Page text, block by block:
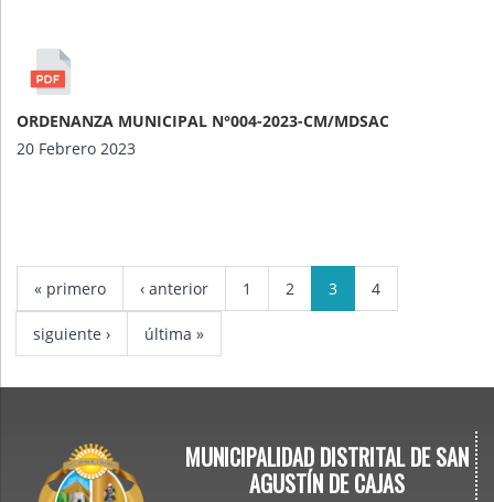
ORDENANZA MUNICIPAL N°004-2023-CM/MDSAC
20 Febrero 2023
« primero ‹ anterior 1 2 3 4
siguiente › última »
MUNICIPALIDAD DISTRITAL DE SAN
AGUSTÍN DE CAJAS